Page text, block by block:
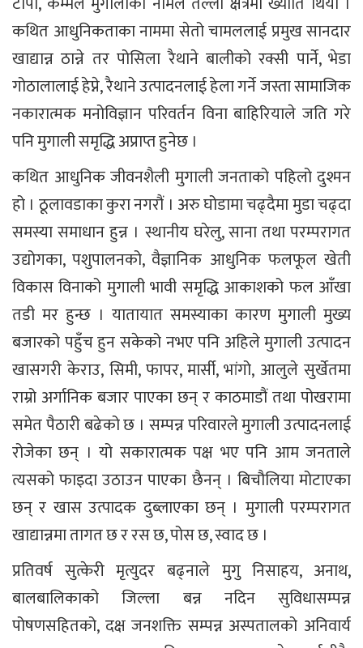
कथित आधुनिकताका नाममा सेतो चामललाई प्रमुख सानदार
खाद्यान्न ठान्ने तर पोसिला रैथाने बालीको रक्सी पार्ने, भेडा
गोठालालाई हेप्ने, रैथाने उत्पादनलाई हेला गर्ने जस्ता सामाजिक
नकारात्मक मनोविज्ञान परिवर्तन विना बाहिरियाले जति गरे
पनि मुगाली समृद्धि अप्राप्त हुनेछ ।
कथित आधुनिक जीवनशैली मुगाली जनताको पहिलो दुश्मन
हो । ठूलावडाका कुरा नगरौं । अरु घोडामा चढ्दैमा मुडा चढ्दा
समस्या समाधान हुन्न । स्थानीय घरेलु, साना तथा परम्परागत
उद्योगका, पशुपालनको, वैज्ञानिक आधुनिक फलफूल खेती
विकास विनाको मुगाली भावी समृद्धि आकाशको फल आँखा
तडी मर हुन्छ । यातायात समस्याका कारण मुगाली मुख्य
बजारको पहुँच हुन सकेको नभए पनि अहिले मुगाली उत्पादन
खासगरी केराउ, सिमी, फापर, मार्सी, भांगो, आलुले सुर्खेतमा
राम्रो अर्गानिक बजार पाएका छन् र काठमाडौं तथा पोखरामा
समेत पैठारी बढेको छ । सम्पन्न परिवारले मुगाली उत्पादनलाई
रोजेका छन् । यो सकारात्मक पक्ष भए पनि आम जनताले
त्यसको फाइदा उठाउन पाएका छैनन् । बिचौलिया मोटाएका
छन् र खास उत्पादक दुब्लाएका छन् । मुगाली परम्परागत
खाद्यान्नमा तागत छ र रस छ, पोस छ, स्वाद छ ।
प्रतिवर्ष सुत्केरी मृत्युदर बढ्नाले मुगु निसाहय, अनाथ,
बालबालिकाको जिल्ला बन्न नदिन सुविधासम्पन्न
पोषणसहितको, दक्ष जनशक्ति सम्पन्न अस्पतालको अनिवार्य